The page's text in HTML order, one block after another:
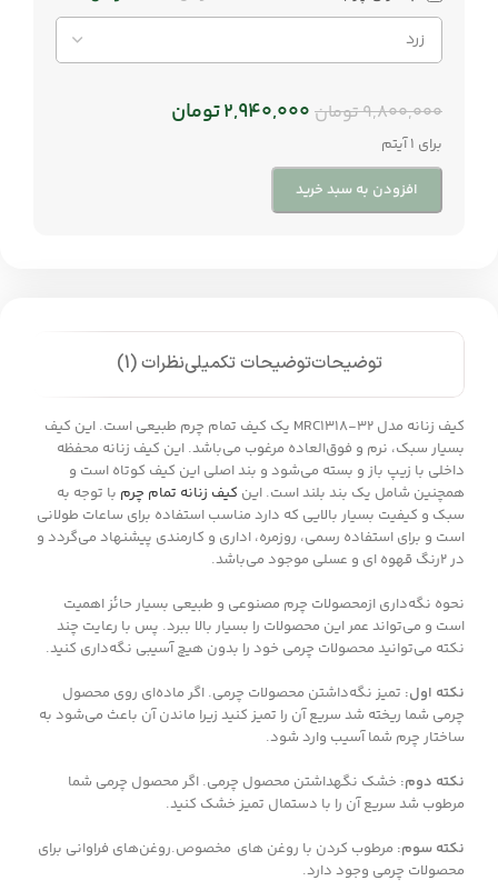
9,800,000تومان 2,940,000تومان
برای 1 آیتم
افزودن به سبد خرید
توضیحاتتوضیحات تکمیلینظرات (1)
کیف زنانه مدل MRC1318-32 یک کیف تمام چرم طبیعی است. این کیف
بسیار سبک، نرم و فوق‌العاده مرغوب می‌باشد. این کیف زنانه محفظه
داخلی با زیپ باز و بسته می‌شود و بند اصلی این کیف کوتاه است و
همچنین شامل یک بند بلند است. این کیف زنانه تمام چرم با توجه به
سبک و کیفیت بسیار بالایی که دارد مناسب استفاده برای ساعات طولانی
است و برای استفاده رسمی، روزمره، اداری و کارمندی پیشنهاد می‌گردد و
در 2رنگ قهوه ای و عسلی موجود می‌باشد.
نحوه نگه‌داری ازمحصولات چرم مصنوعی و طبیعی بسیار حائز اهمیت
است و می‌تواند عمر این محصولات را بسیار بالا ببرد. پس با رعایت چند
نکته می‌توانید محصولات چرمی خود را بدون هیچ آسیبی نگه‌داری کنید.
نکته اول: تمیز نگه‌داشتن محصولات چرمی. اگر ماده‌ای روی محصول
چرمی شما ریخته شد سریع آن را تمیز کنید زیرا ماندن آن باعث می‌شود به
ساختار چرم شما آسیب وارد شود.
نکته دوم: خشک نگهداشتن محصول چرمی. اگر محصول چرمی شما
مرطوب شد سریع آن را با دستمال تمیز خشک کنید.
نکته سوم: مرطوب کردن با روغن های مخصوص.روغن‌های فراوانی برای
محصولات چرمی وجود دارد.